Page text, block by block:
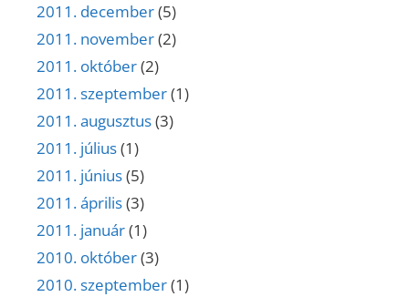
2011. december(5)
2011. november(2)
2011. október(2)
2011. szeptember(1)
2011. augusztus(3)
2011. július(1)
2011. június(5)
2011. április(3)
2011. január(1)
2010. október(3)
2010. szeptember(1)